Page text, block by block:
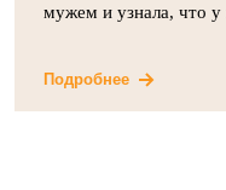
мужем и узнала, что у
Подробнее